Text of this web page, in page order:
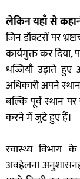
लेकिन यहाँ से
जिन डॉक्टरों पर
कार्यमुक्त कर
धज्जियाँ उड़ाते
अधिकारी अपने
बल्कि पूर्व स्थान
करने में जुटे हुए हैं।
स्वास्थ्य विभाग
अवहेलना